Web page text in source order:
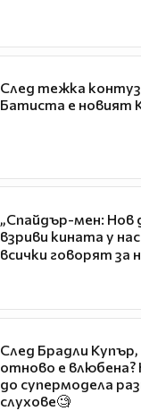
След тежка
Батиста е новият
„Спайдър-мен: Нов
взриви кината у
всички говорят за
След Брадли
отново е
до супермодела
слухове🧐